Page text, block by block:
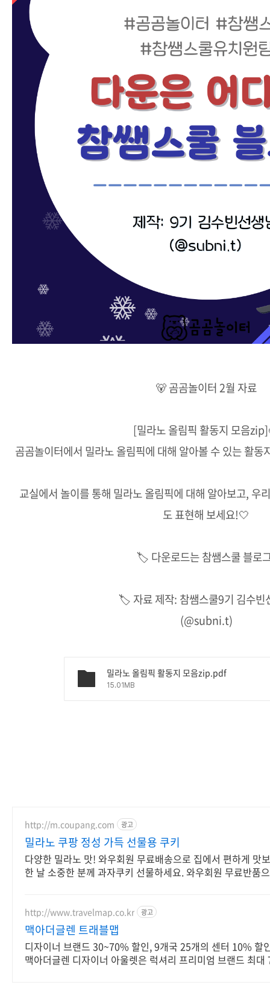
🐻 곰곰놀이터 2월 자료
[밀라노 올림픽 활동지 모음
곰곰놀이터에서 밀라노 올림픽에 대해 알아볼 수 있는 활
교실에서 놀이를 통해 밀라노 올림픽에 대해 알아보고, 우
도 표현해 보세요!🤍
🏷️ 다운로드는 참쌤스쿨 블로
🏷️ 자료 제작: 참쌤스쿨9기 김수빈
(@subni.t)
밀라노 올림픽 활동지 모음zip.pdf
15.01MB
http://m.coupang.com 광고
밀라노 쿠팡 정성 가득 선물용 쿠키
다양한 밀라노 맛! 와우회원 무료배송으로 집에서 편하게 맛
한 날 소중한 분께 과자쿠키 선물하세요. 와우회원 무료반품
http://www.travelmap.co.kr 광고
맥아더글렌 트래블맵
디자이너 브랜드 30~70% 할인, 9개국 25개의 센터 10% 할
맥아더글렌 디자이너 아울렛은 럭셔리 프리미엄 브랜드 최